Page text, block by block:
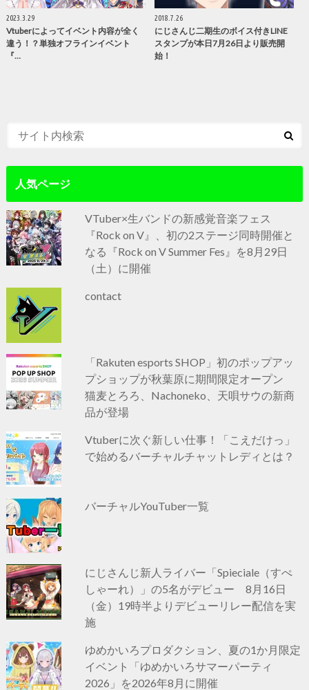
2023.3.29
Vtuberによってイベント内容が全く
違う！？単独オフラインイベント
『…
2018.7.26
にじさんじ二期生のボイス付きLINE
スタンプが本日7月26日より販売開
始！
人気ページ
VTuber×生バンドの新感覚音楽フェス
『Rock on V』、初の2ステージ同時開催と
なる『Rock on V Summer Fes』を8月29日
（土）に開催
contact
「Rakuten esports SHOP」初のポップアッ
プショップが秋葉原に期間限定オープン
猫麦とろろ、Nachoneko、天唄サウの新商
品が登場
Vtuberに次ぐ新しい仕事！「こえだけっ」
で始めるバーチャルチャットレディとは？
バーチャルYouTuber一覧
にじさんじ新人ライバー「Spieciale（すぺ
しゃーれ）」の5名がデビュー 8月16日
（金）19時半よりデビューリレー配信を実
施
ゆめかいろプロダクション、夏の1か月限定
イベント「ゆめかいろサマーパーティ
2026」を2026年8月に開催